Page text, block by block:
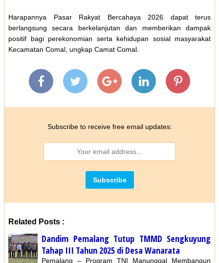
Harapannya Pasar Rakyat Bercahaya 2026 dapat terus
berlangsung secara berkelanjutan dan memberikan dampak
positif bagi perekonomian serta kehidupan sosial masyarakat
Kecamatan Comal, ungkap Camat Comal.
Subscribe to receive free email updates:
Related Posts :
Dandim Pemalang Tutup TMMD Sengkuyung
Tahap III Tahun 2025 di Desa Wanarata
Pemalang – Program TNI Manunggal Membangun